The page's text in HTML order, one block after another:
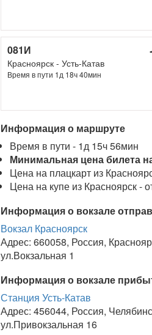
081И
Красноярск - Усть-Катав
Время в пути 1д 18ч 40мин
Информация о маршруте
Время в пути - 1д 15ч 56мин
Минимальная цена билета
Цена на плацкарт из
Цена на купе из Красноярск -
Информация о вокзале
Вокзал Красноярск
Адрес: 660058, Россия,
ул.Вокзальная 1
Информация о вокзале
Станция Усть-Катав
Адрес: 456044, Россия,
ул.Привокзальная 16